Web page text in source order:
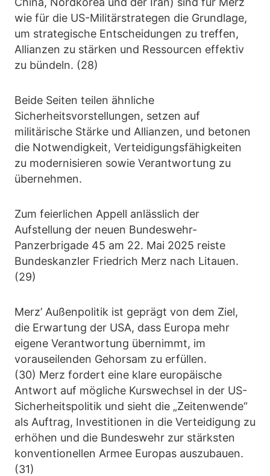
wie für die US-Militärstrategen die Grundlage,
um strategische Entscheidungen zu treffen,
Allianzen zu stärken und Ressourcen effektiv
zu bündeln. (28)
Beide Seiten teilen ähnliche
Sicherheitsvorstellungen, setzen auf
militärische Stärke und Allianzen, und betonen
die Notwendigkeit, Verteidigungsfähigkeiten
zu modernisieren sowie Verantwortung zu
übernehmen.
Zum feierlichen Appell anlässlich der
Aufstellung der neuen Bundeswehr-
Panzerbrigade 45 am 22. Mai 2025 reiste
Bundeskanzler Friedrich Merz nach Litauen.
(29)
Merz’ Außenpolitik ist geprägt von dem Ziel,
die Erwartung der USA, dass Europa mehr
eigene Verantwortung übernimmt, im
vorauseilenden Gehorsam zu erfüllen.
(30) Merz fordert eine klare europäische
Antwort auf mögliche Kurswechsel in der US-
Sicherheitspolitik und sieht die „Zeitenwende“
als Auftrag, Investitionen in die Verteidigung zu
erhöhen und die Bundeswehr zur stärksten
konventionellen Armee Europas auszubauen.
(31)